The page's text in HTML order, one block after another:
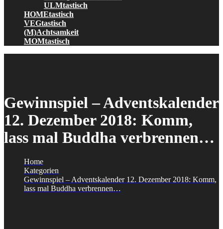
ULMtastisch
HOMEtastisch
VEGtastisch
(M)Achtsamkeit
MOMtastisch
Gewinnspiel – Adventskalender
12. Dezember 2018: Komm,
lass mal Buddha verbrennen…
Home
Kategorien
Gewinnspiel – Adventskalender 12. Dezember 2018: Komm,
lass mal Buddha verbrennen…